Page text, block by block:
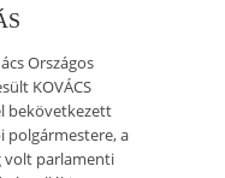
Országos
KOVÁCS
bekövetkezett
polgármestere, a
volt parlamenti